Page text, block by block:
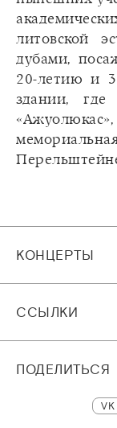
литовской
дубами,
20-летию и
здании, где
КОНЦЕРТЫ
CСЫЛКИ
ПОДЕЛИТЬСЯ
VK